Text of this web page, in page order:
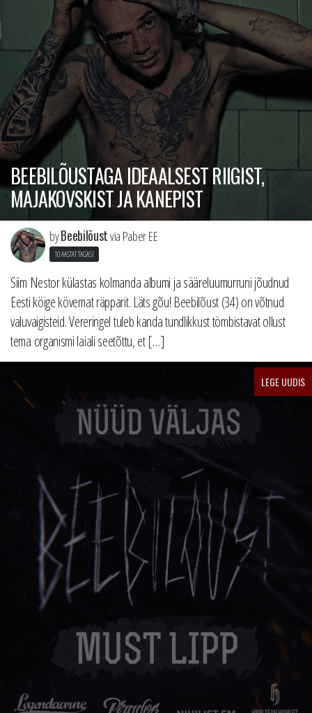
BEEBILÕUSTAGA IDEAALSEST RIIGIST,
MAJAKOVSKIST JA KANEPIST
byBeebilõustvia Paber EE
10 AASTAT TAGASI
Siim Nestor külastas kolmanda albumi ja sääreluumurruni jõudnud
Eesti köige kövemat räpparit. Läts gõu! Beebilõust (34) on võtnud
valuvaigisteid. Vereringel tuleb kanda tundlikkust tömbistavat ollust
tema organismi laiali seetõttu, et […]
LEGE UUDIS